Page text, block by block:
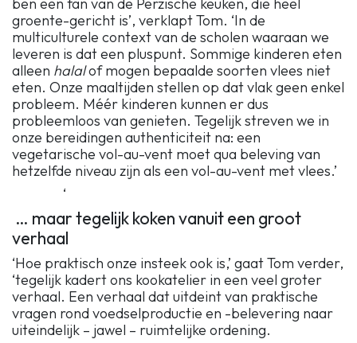
ben een fan van de Perzische keuken, die heel
groente-gericht is’, verklapt Tom. ‘In de
multiculturele context van de scholen waaraan we
leveren is dat een pluspunt. Sommige kinderen eten
alleen halalof mogen bepaalde soorten vlees niet
eten. Onze maaltijden stellen op dat vlak geen enkel
probleem. Méér kinderen kunnen er dus
probleemloos van genieten. Tegelijk streven we in
onze bereidingen authenticiteit na: een
vegetarische vol-au-vent moet qua beleving van
hetzelfde niveau zijn als een vol-au-vent met vlees.’
‘
… maar tegelijk koken vanuit een groot
verhaal
‘Hoe praktisch onze insteek ook is,’ gaat Tom verder,
‘tegelijk kadert ons kookatelier in een veel groter
verhaal. Een verhaal dat uitdeint van praktische
vragen rond voedselproductie en -belevering naar
uiteindelijk – jawel – ruimtelijke ordening.